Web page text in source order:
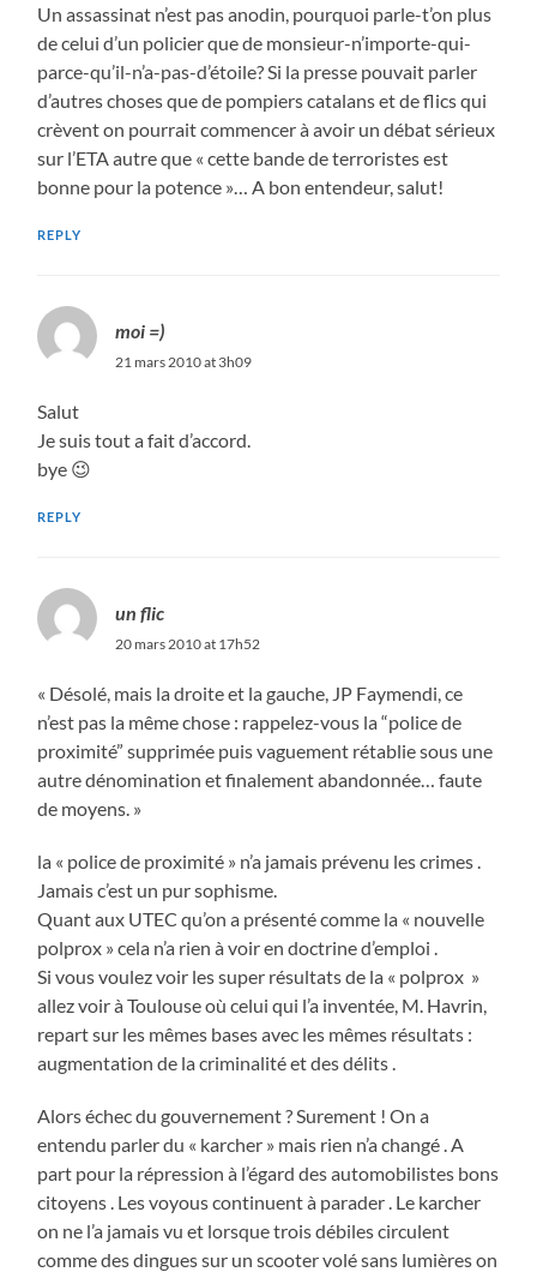
Un assassinat n’est pas anodin, pourquoi parle-t’on plus
de celui d’un policier que de monsieur-n’importe-qui-
parce-qu’il-n’a-pas-d’étoile? Si la presse pouvait parler
d’autres choses que de pompiers catalans et de flics qui
crèvent on pourrait commencer à avoir un débat sérieux
sur l’ETA autre que « cette bande de terroristes est
bonne pour la potence »… A bon entendeur, salut!
REPLY
moi =)
21 mars 2010 at 3h09
Salut
Je suis tout a fait d’accord.
bye 😉
REPLY
un flic
20 mars 2010 at 17h52
« Désolé, mais la droite et la gauche, JP Faymendi, ce
n’est pas la même chose : rappelez-vous la “police de
proximité” supprimée puis vaguement rétablie sous une
autre dénomination et finalement abandonnée… faute
de moyens. »
la « police de proximité » n’a jamais prévenu les crimes .
Jamais c’est un pur sophisme.
Quant aux UTEC qu’on a présenté comme la « nouvelle
polprox » cela n’a rien à voir en doctrine d’emploi .
Si vous voulez voir les super résultats de la « polprox »
allez voir à Toulouse où celui qui l’a inventée, M. Havrin,
repart sur les mêmes bases avec les mêmes résultats :
augmentation de la criminalité et des délits .
Alors échec du gouvernement ? Surement ! On a
entendu parler du « karcher » mais rien n’a changé . A
part pour la répression à l’égard des automobilistes bons
citoyens . Les voyous continuent à parader . Le karcher
on ne l’a jamais vu et lorsque trois débiles circulent
comme des dingues sur un scooter volé sans lumières on